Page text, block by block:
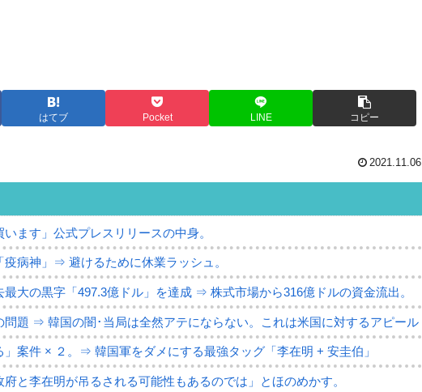
はてブ Pocket LINE コピー
2021.11.06
います」公式プレスリリースの中身。
病神」⇒ 避けるために休業ラッシュ。
最大の黒字「497.3億ドル」を達成 ⇒ 株式市場から316億ドルの資金流出。
問題 ⇒ 韓国の闇･当局は全然アテにならない。これは米国に対するアピール
」案件 × ２。⇒ 韓国軍をダメにする最強タッグ「李在明 + 安圭伯」
と李在明が吊るされる可能性もあるのでは」とほのめかす。